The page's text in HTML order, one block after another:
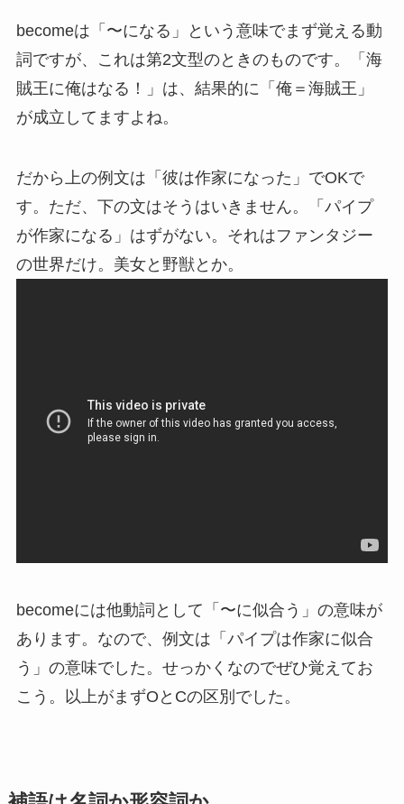
becomeは「〜になる」という意味でまず覚える動
詞ですが、これは第2文型のときのものです。「海
賊王に俺はなる！」は、結果的に「俺＝海賊王」
が成立してますよね。
だから上の例文は「彼は作家になった」でOKで
す。ただ、下の文はそうはいきません。「パイプ
が作家になる」はずがない。それはファンタジー
の世界だけ。美女と野獣とか。
becomeには他動詞として「〜に似合う」の意味が
あります。なので、例文は「パイプは作家に似合
う」の意味でした。せっかくなのでぜひ覚えてお
こう。以上がまずOとCの区別でした。